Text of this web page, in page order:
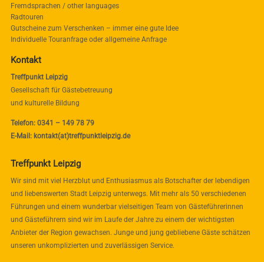
Fremdsprachen / other languages
Radtouren
Gutscheine zum Verschenken – immer eine gute Idee
Individuelle Touranfrage oder allgemeine Anfrage
Kontakt
Treffpunkt Leipzig
Gesellschaft für Gästebetreuung
und kulturelle Bildung
Telefon: 0341 – 149 78 79
E-Mail: kontakt(at)treffpunktleipzig.de
Treffpunkt Leipzig
Wir sind mit viel Herzblut und Enthusiasmus als Botschafter der lebendigen
und liebenswerten Stadt Leipzig unterwegs. Mit mehr als 50 verschiedenen
Führungen und einem wunderbar vielseitigen Team von Gästeführerinnen
und Gästeführern sind wir im Laufe der Jahre zu einem der wichtigsten
Anbieter der Region gewachsen. Junge und jung gebliebene Gäste schätzen
unseren unkomplizierten und zuverlässigen Service.